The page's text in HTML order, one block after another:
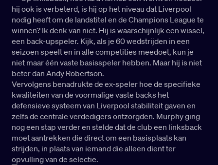
hij ook is verbeterd, is hij op het niveau dat Liverpool
nodig heeft om de landstitel en de Champions League te
winnen? Ik denk van niet. Hij is waarschijnlijk een wissel,
een back-upspeler. Kijk, als je 60 wedstrijden in een
seizoen speelt en in alle competities meedoet, kun je
niet maar één vaste basisspeler hebben. Maar hij is niet
beter dan Andy Robertson.
Vervolgens benadrukte de ex-speler hoe de specifieke
kwaliteiten van de voormalige vaste backs het
defensieve systeem van Liverpool stabiliteit gaven en
zelfs de centrale verdedigers ontzorgden. Murphy ging
nog een stap verder en stelde dat de club een linksback
moet aantrekken die direct om een basisplaats kan
strijden, in plaats van iemand die alleen dient ter
opvulling van de selectie.